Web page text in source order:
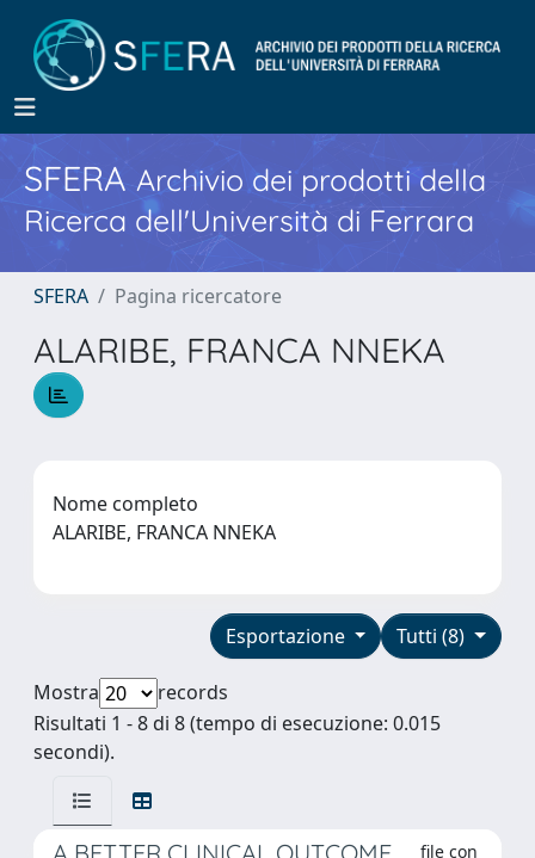
SFERA Archivio dei prodotti della
Ricerca dell'Università di Ferrara
SFERA Pagina ricercatore
ALARIBE, FRANCA NNEKA
Nome completo
ALARIBE, FRANCA NNEKA
Tutti (8)
Esportazione
Mostra
records
Risultati 1 - 8 di 8 (tempo di esecuzione: 0.015
secondi).
file con